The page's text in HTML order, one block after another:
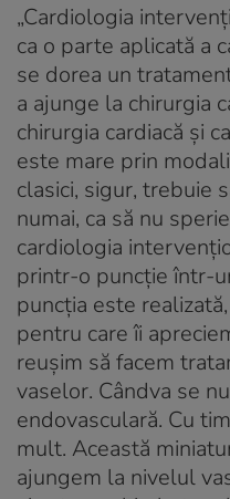
„Cardiologia
ca o parte aplicată a
se dorea un
a ajunge la chirurgia
chirurgia cardiacă și
este mare prin
clasici, sigur, trebuie
numai, ca să nu
cardiologia
printr-o puncție într-
puncția este
pentru care îi
reușim să facem
vaselor. Cândva se
endovasculară. Cu
mult. Această
ajungem la nivelul